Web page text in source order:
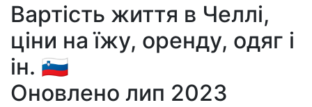
Вартість життя в Челлі,
ціни на їжу, оренду, одяг і
ін. 🇸🇮
Оновлено лип 2023